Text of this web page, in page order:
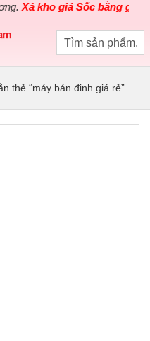
Xả kho giá Sốc bằng giá
thẻ “máy bán đinh giá rẻ”